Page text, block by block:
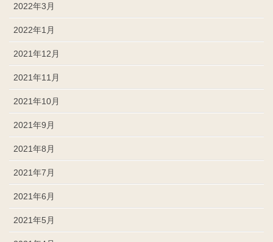
2022年3月
2022年1月
2021年12月
2021年11月
2021年10月
2021年9月
2021年8月
2021年7月
2021年6月
2021年5月